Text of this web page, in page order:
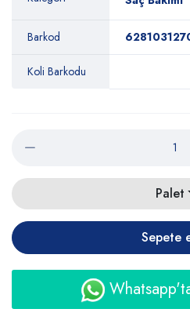
Barkod
Koli Barkodu
Palet
Sepete